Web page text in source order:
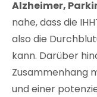
Alzheimer,
nahe, dass die
also die
kann. Darüber
Zusammenhang
und einer